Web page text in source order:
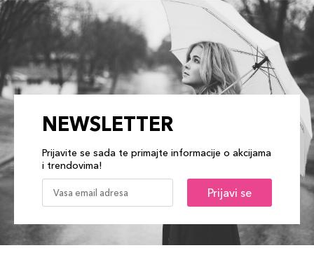
NEWSLETTER
Prijavite se sada te primajte informacije o akcijama
i trendovima!
Prijavi se